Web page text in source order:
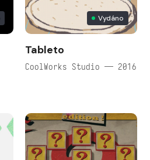
Vydáno
Tableto
CoolWorks Studio — 2016